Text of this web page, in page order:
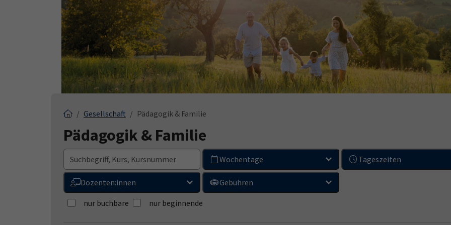
Gesellschaft Pädagogik & Familie
Pädagogik & Familie
Wochentage Tageszeiten
Dozenten:innen Gebühren
nur buchbare nur beginnende